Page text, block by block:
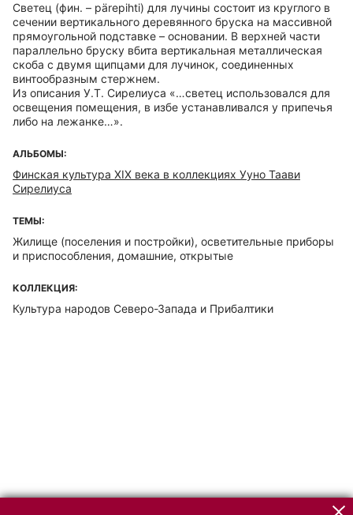
Светец (фин. – pärepihti) для лучины состоит из круглого в
сечении вертикального деревянного бруска на массивной
прямоугольной подставке – основании. В верхней части
параллельно бруску вбита вертикальная металлическая
скоба с двумя щипцами для лучинок, соединенных
винтообразным стержнем.
Из описания У.Т. Сирелиуса «…светец использовался для
освещения помещения, в избе устанавливался у припечья
либо на лежанке…».
АЛЬБОМЫ:
Финская культура XIX века в коллекциях Ууно Таави
Сирелиуса
ТЕМЫ:
Жилище (поселения и постройки), осветительные приборы
и приспособления, домашние, открытые
КОЛЛЕКЦИЯ:
Культура народов Северо-Запада и Прибалтики